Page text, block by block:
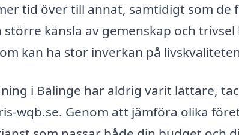
tid över till annat, samtidigt som de
känsla av gemenskap och trivsel
kan ha stor inverkan på
i Bälinge har aldrig varit lättare,
wqb.se. Genom att jämföra olika